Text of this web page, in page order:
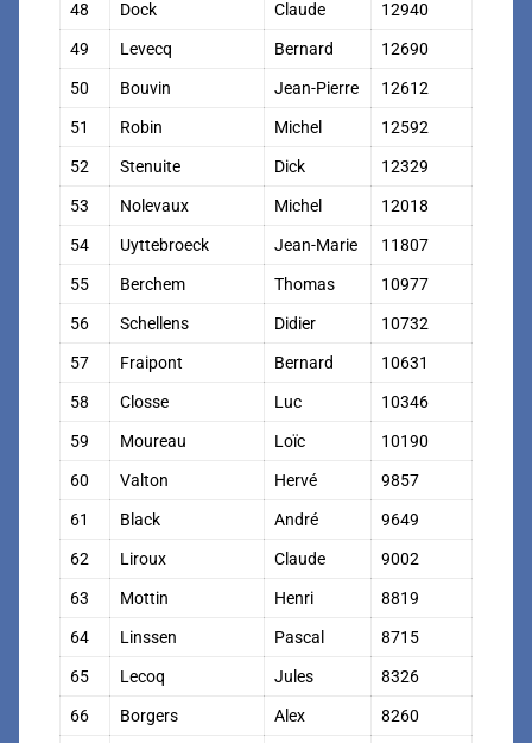
48 Dock Claude 12940
49 Levecq Bernard 12690
50 Bouvin Jean-Pierre 12612
51 Robin Michel 12592
52 Stenuite Dick 12329
53 Nolevaux Michel 12018
54 Uyttebroeck Jean-Marie 11807
55 Berchem Thomas 10977
56 Schellens Didier 10732
57 Fraipont Bernard 10631
58 Closse Luc 10346
59 Moureau Loïc 10190
60 Valton Hervé 9857
61 Black André 9649
62 Liroux Claude 9002
63 Mottin Henri 8819
64 Linssen Pascal 8715
65 Lecoq Jules 8326
66 Borgers Alex 8260